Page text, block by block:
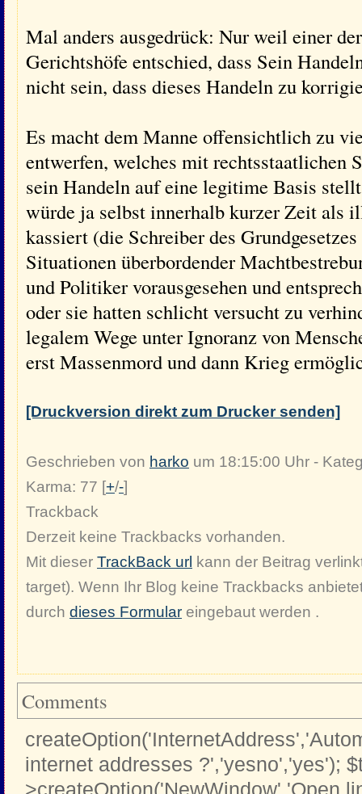
Mal anders ausgedrück: Nur weil einer
Gerichtshöfe entschied, dass Sein
nicht sein, dass dieses Handeln zu
Es macht dem Manne offensichtlich zu
entwerfen, welches mit rechtsstaatlichen
sein Handeln auf eine legitime Basis
würde ja selbst innerhalb kurzer Zeit als
kassiert (die Schreiber des
Situationen überbordender
und Politiker vorausgesehen und
oder sie hatten schlicht versucht zu
legalem Wege unter Ignoranz von
erst Massenmord und dann Krieg
[Druckversion direkt zum Drucker senden]
Geschrieben von harko um 18:15:00 Uhr -
Karma: 77 [+/-]
Trackback
Derzeit keine Trackbacks vorhanden.
Mit dieser TrackBack url kann der Beitrag
target). Wenn Ihr Blog keine Trackbacks
durch dieses Formular eingebaut werden .
Comments
internet addresses ?','yesno','yes');
>createOption('NewWindow','Open